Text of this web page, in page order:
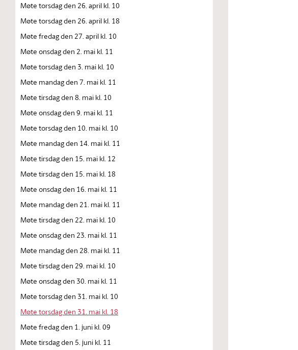
Møte torsdag den 26. april kl. 10
Møte torsdag den 26. april kl. 18
Møte fredag den 27. april kl. 10
Møte onsdag den 2. mai kl. 11
Møte torsdag den 3. mai kl. 10
Møte mandag den 7. mai kl. 11
Møte tirsdag den 8. mai kl. 10
Møte onsdag den 9. mai kl. 11
Møte torsdag den 10. mai kl. 10
Møte mandag den 14. mai kl. 11
Møte tirsdag den 15. mai kl. 12
Møte tirsdag den 15. mai kl. 18
Møte onsdag den 16. mai kl. 11
Møte mandag den 21. mai kl. 11
Møte tirsdag den 22. mai kl. 10
Møte onsdag den 23. mai kl. 11
Møte mandag den 28. mai kl. 11
Møte tirsdag den 29. mai kl. 10
Møte onsdag den 30. mai kl. 11
Møte torsdag den 31. mai kl. 10
Møte torsdag den 31. mai kl. 18
Møte fredag den 1. juni kl. 09
Møte tirsdag den 5. juni kl. 11